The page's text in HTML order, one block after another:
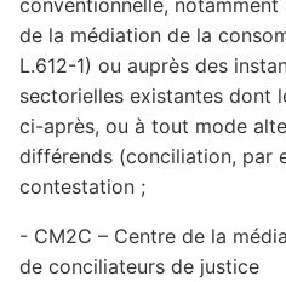
conventionnelle,
de la médiation de la
L.612-1) ou auprès des
sectorielles existantes dont
ci-après, ou à tout mode
différends (conciliation, par
contestation ;
- CM2C – Centre de la
de conciliateurs de justice